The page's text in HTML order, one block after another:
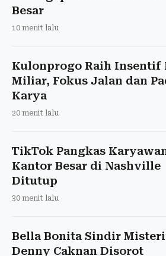
Besar
10 menit lalu
Kulonprogo Raih Insentif
Miliar, Fokus Jalan dan
Karya
20 menit lalu
TikTok Pangkas
Kantor Besar di Nashville
Ditutup
30 menit lalu
Bella Bonita Sindir
Denny Caknan Disorot